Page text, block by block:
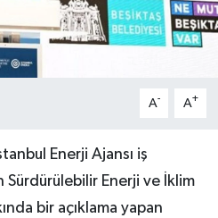
A- A+
Enerji Ajansı iş
Enerji ve İklim
bir açıklama yapan